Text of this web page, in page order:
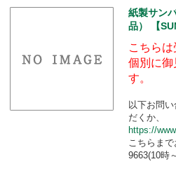
紙製サン
品） 【
こちらは
個別に御
す。
以下お問
だくか、
https://
こちらま
9663(10時